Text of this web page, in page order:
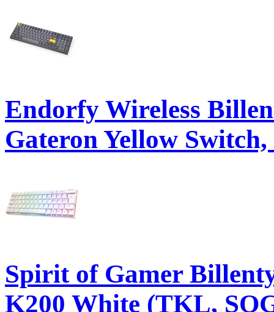
Endorfy Wireless
Gateron Yellow
Spirit of Gamer
K200 White (TKL,